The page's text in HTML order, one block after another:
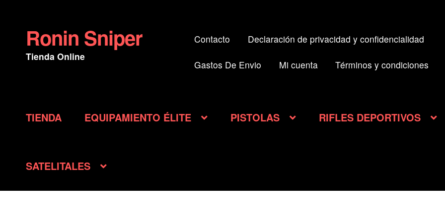
Ir
a
la
Ir
al
contenido
Ronin Sniper
Tienda Online
Contacto Declaración de privacidad y confidencialidad
Gastos De Envio Mi cuenta Términos y condiciones
TIENDA EQUIPAMIENTO ÉLITE PISTOLAS RIFLES DEPORTIVOS
SATELITALES